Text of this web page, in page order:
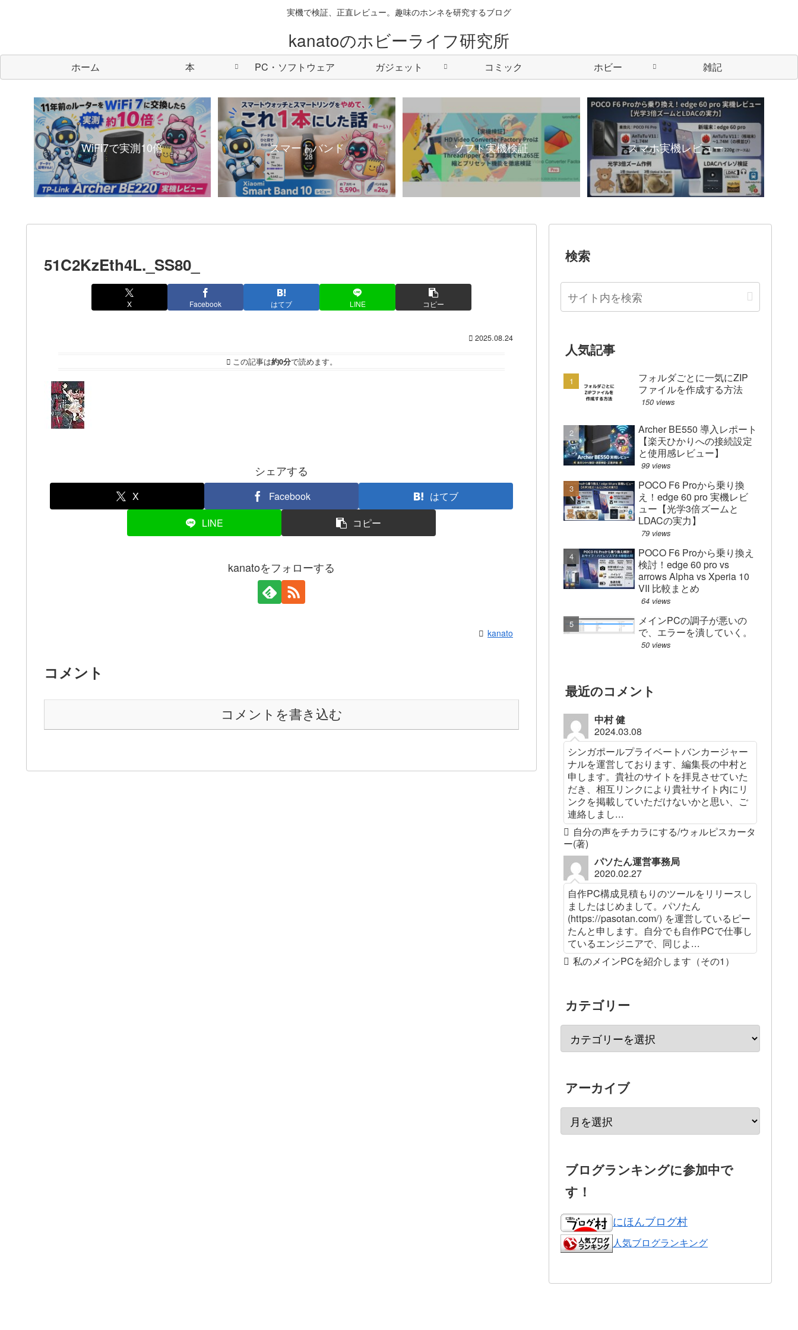
実機で検証、正直レビュー。趣味のホンネを研究するブログ
kanatoのホビーライフ研究所
ホーム 本 PC・ソフトウェア ガジェット コミック ホビー 雑記
WiFi7で実測10倍 スマートバンド ソフト実機検証 スマホ実機レビュー
51C2KzEth4L._SS80_
X Facebook はてブ LINE コピー
2025.08.24
この記事は約0分で読めます。
シェアする
X Facebook
はてブ
LINE
コピー
kanatoをフォローする
kanato
コメント
コメントを書き込む
検索
人気記事
フォルダごとに一気にZIP
ファイルを作成する方法
150 views
Archer BE550 導入レポート
【楽天ひかりへの接続設定
と使用感レビュー】
99 views
POCO F6 Proから乗り換
え！edge 60 pro 実機レビ
ュー【光学3倍ズームと
LDACの実力】
79 views
POCO F6 Proから乗り換え
検討！edge 60 pro vs
arrows Alpha vs Xperia 10
VII 比較まとめ
64 views
メインPCの調子が悪いの
で、エラーを潰していく。
50 views
最近のコメント
中村 健
2024.03.08
シンガポールプライベートバンカージャー
ナルを運営しております、編集長の中村と
申します。貴社のサイトを拝見させていた
だき、相互リンクにより貴社サイト内にリ
ンクを掲載していただけないかと思い、ご
連絡しまし...
自分の声をチカラにする/ウォルピスカータ
ー(著)
パソたん運営事務局
2020.02.27
自作PC構成見積もりのツールをリリースし
ましたはじめまして。パソたん
(https://pasotan.com/) を運営しているピー
たんと申します。自分でも自作PCで仕事し
ているエンジニアで、同じよ...
私のメインPCを紹介します（その1）
カテゴリー
アーカイブ
ブログランキングに参加中で
す！
にほんブログ村
人気ブログランキング